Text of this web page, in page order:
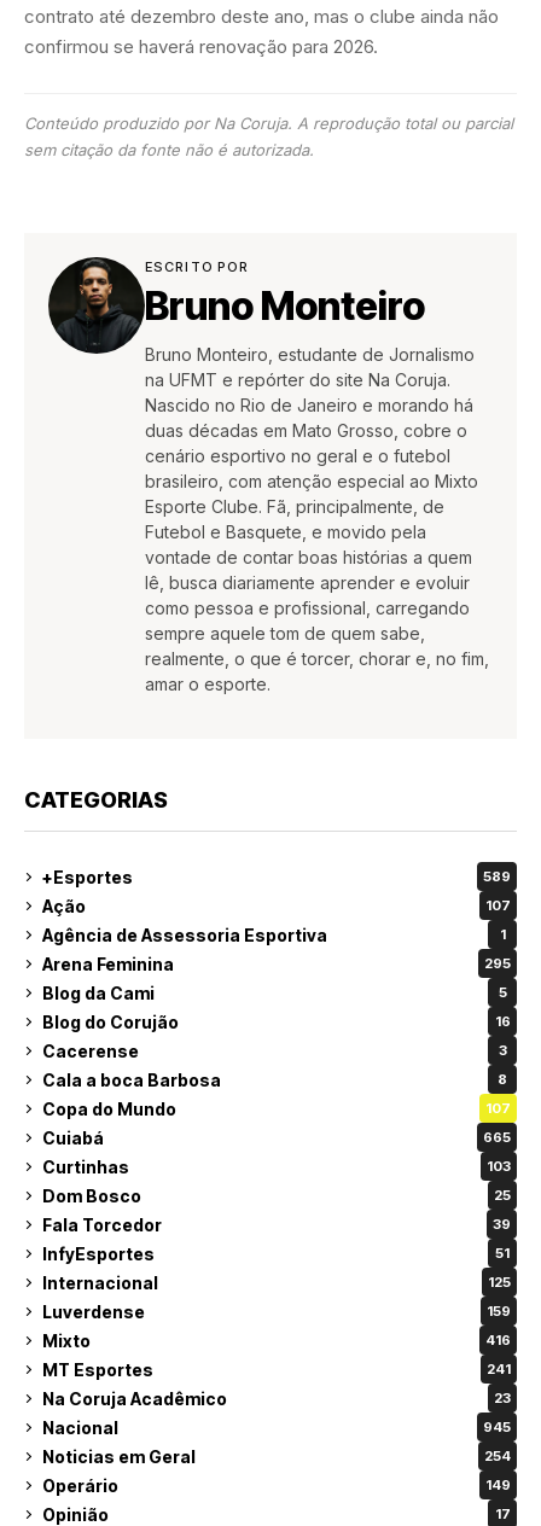
contrato até dezembro deste ano, mas o clube ainda não
confirmou se haverá renovação para 2026.
Conteúdo produzido por Na Coruja. A reprodução total ou parcial
sem citação da fonte não é autorizada.
ESCRITO POR
Bruno Monteiro
Bruno Monteiro, estudante de Jornalismo
na UFMT e repórter do site Na Coruja.
Nascido no Rio de Janeiro e morando há
duas décadas em Mato Grosso, cobre o
cenário esportivo no geral e o futebol
brasileiro, com atenção especial ao Mixto
Esporte Clube. Fã, principalmente, de
Futebol e Basquete, e movido pela
vontade de contar boas histórias a quem
lê, busca diariamente aprender e evoluir
como pessoa e profissional, carregando
sempre aquele tom de quem sabe,
realmente, o que é torcer, chorar e, no fim,
amar o esporte.
CATEGORIAS
+Esportes 589
Ação 107
Agência de Assessoria Esportiva 1
Arena Feminina 295
Blog da Cami 5
Blog do Corujão 16
Cacerense 3
Cala a boca Barbosa 8
Copa do Mundo 107
Cuiabá 665
Curtinhas 103
Dom Bosco 25
Fala Torcedor 39
InfyEsportes 51
Internacional 125
Luverdense 159
Mixto 416
MT Esportes 241
Na Coruja Acadêmico 23
Nacional 945
Noticias em Geral 254
Operário 149
Opinião 17